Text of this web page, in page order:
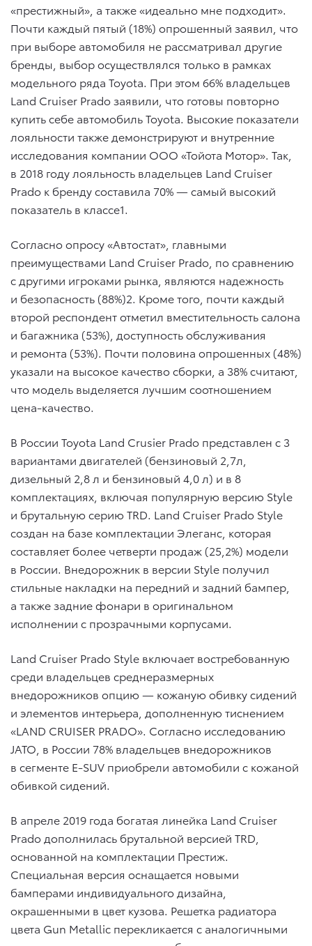
«престижный», а также «идеально мне подходит».
Почти каждый пятый (18%) опрошенный заявил, что
при выборе автомобиля не рассматривал другие
бренды, выбор осуществлялся только в рамках
модельного ряда Toyota. При этом 66% владельцев
Land Cruiser Prado заявили, что готовы повторно
купить себе автомобиль Toyota. Высокие показатели
лояльности также демонстрируют и внутренние
исследования компании ООО «Тойота Мотор». Так,
в 2018 году лояльность владельцев Land Cruiser
Prado к бренду составила 70% — самый высокий
показатель в классе1.
Согласно опросу «Автостат», главными
преимуществами Land Cruiser Prado, по сравнению
с другими игроками рынка, являются надежность
и безопасность (88%)2. Кроме того, почти каждый
второй респондент отметил вместительность салона
и багажника (53%), доступность обслуживания
и ремонта (53%). Почти половина опрошенных (48%)
указали на высокое качество сборки, а 38% считают,
что модель выделяется лучшим соотношением
цена-качество.
В России Toyota Land Crusier Prado представлен c 3
вариантами двигателей (бензиновый 2,7л,
дизельный 2,8 л и бензиновый 4,0 л) и в 8
комплектациях, включая популярную версию Style
и брутальную серию TRD. Land Cruiser Pradо Style
создан на базе комплектации Элеганс, которая
составляет более четверти продаж (25,2%) модели
в России. Внедорожник в версии Style получил
стильные накладки на передний и задний бампер,
а также задние фонари в оригинальном
исполнении с прозрачными корпусами.
Land Cruiser Prado Style включает востребованную
среди владельцев среднеразмерных
внедорожников опцию — кожаную обивку сидений
и элементов интерьера, дополненную тиснением
«LAND CRUISER PRADO». Согласно исследованию
JATO, в России 78% владельцев внедорожников
в сегменте E-SUV приобрели автомобили с кожаной
обивкой сидений.
В апреле 2019 года богатая линейка Land Cruiser
Prado дополнилась брутальной версией TRD,
основанной на комплектации Престиж.
Специальная версия оснащается новыми
бамперами индивидуального дизайна,
окрашенными в цвет кузова. Решетка радиатора
цвета Gun Metallic перекликается с аналогичными